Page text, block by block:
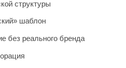
структуры
шаблон
без реального бренда